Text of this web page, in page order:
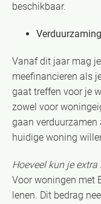
beschikbaar.
Vanaf dit jaar mag
meefinancieren als
gaat treffen voor je
zowel voor
gaan verduurzamen
huidige woning
Hoeveel kun je extra
Voor woningen met
lenen. Dit bedrag